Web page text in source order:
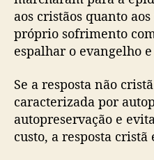
aos cristãos quanto
próprio sofrimento
espalhar o evangelho
Se a resposta não
caracterizada por
autopreservação e
custo, a resposta cristã